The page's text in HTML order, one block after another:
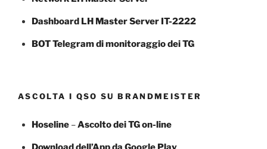
Dashboard LH Master Server IT-2222
BOT Telegram di monitoraggio dei TG
ASCOLTA I QSO SU BRANDMEISTER
Hoseline–Ascolto dei TGon-line